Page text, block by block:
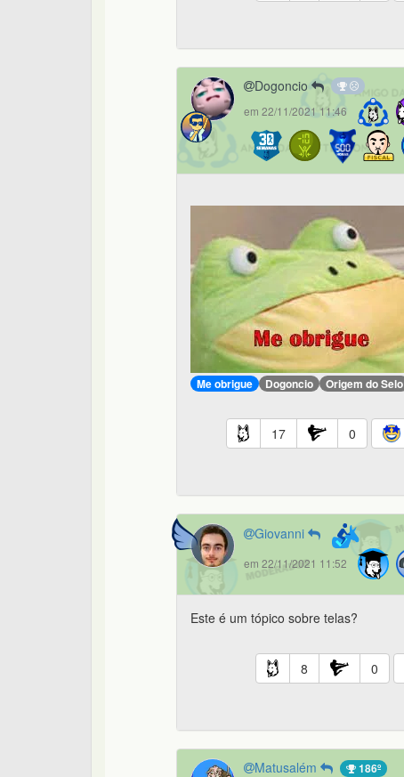
Dogoncio
em 22/11/2021 11:46
Me obrigue Dogoncio Origem do Selo
17 0
Giovanni
em 22/11/2021 11:52
Este é um tópico sobre telas?
8 0
Matusalém 186º